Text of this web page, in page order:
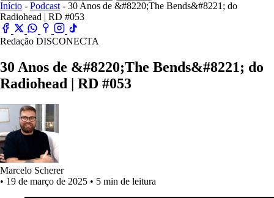
Início - Podcast - 30 Anos de &#8220;The Bends&#8221; do
Radiohead | RD #053
Redação DISCONECTA
30 Anos de &#8220;The Bends&#8221; do
Radiohead | RD #053
Marcelo Scherer
• 19 de março de 2025 • 5 min de leitura